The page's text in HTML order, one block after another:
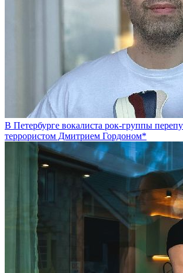
В Петербурге вокалиста рок-группы
террористом Дмитрием Гордоном*